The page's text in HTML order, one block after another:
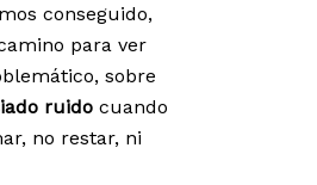
conseguido,
para ver
sobre
ruido cuando
no restar, ni